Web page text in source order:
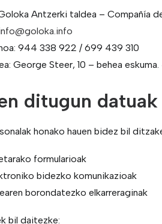
Antzerki taldea – Compañía
944 338 922 / 699 439 310
George Steer, 10 – behea
ditugun datuak
honako hauen bidez bil
formularioak
bidezko komunikazioak
borondatezko elkarreraginak
bil daitezke: